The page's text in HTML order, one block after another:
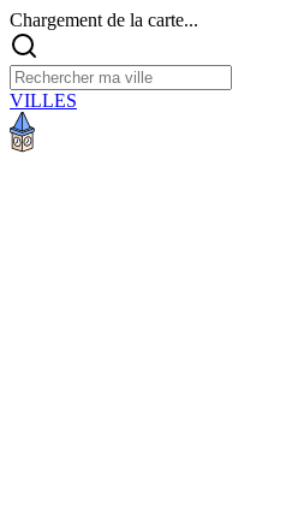
Chargement de la carte...
VILLES